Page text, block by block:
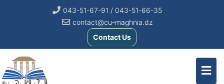
043-51-67-91 / 043-51-66-35
contact@cu-maghnia.dz
Contact Us